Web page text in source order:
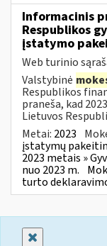
Informacinis
Respublikos
įstatymo
Web turinio
Valstybinė
Respublikos
praneša, kad
Lietuvos
Metai: 2023
įstatymų
2023 metais »
nuo 2023 m.
turto